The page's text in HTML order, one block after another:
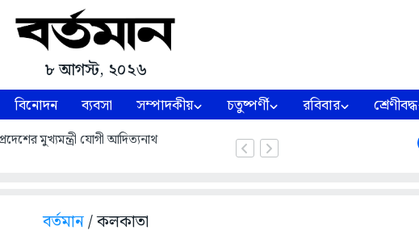
৮ আগস্ট, ২০২৬
বিনোদন ব্যবসা সম্পাদকীয় চতুষ্পর্ণী রবিবার শ্রেণীবদ্ধ
মুখ্যমন্ত্রী যোগী আদিত্যনাথ
বর্তমান/ কলকাতা